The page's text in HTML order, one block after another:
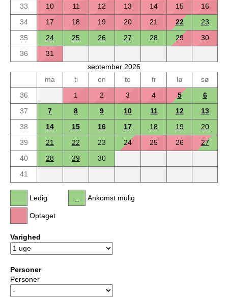
33
10 11 12 13 14 15
16
34
17 18 19 20 21 22
23
35
24 25 26 27 28 29
30
36
31
september 2026
ma
ti on to fr lø
sø
36
1 2 3 4 5
6
37
7 8 9 10 11 12
13
38
14 15 16 17 18 19
20
39
21 22 23 24 25 26
27
40
28 29
30
41
Ledig
Optaget
Ankomst mulig
Varighed
Personer
Personer